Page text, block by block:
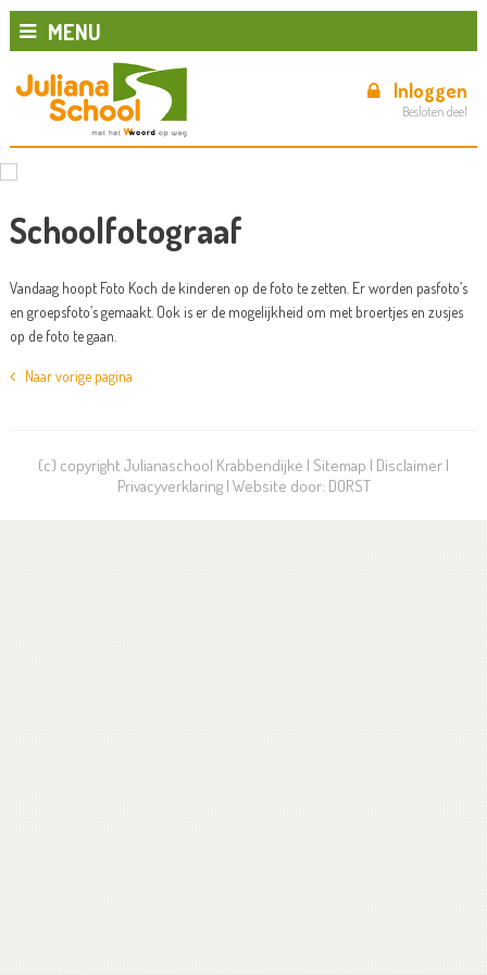
MENU
Inloggen
Besloten deel
Schoolfotograaf
Vandaag hoopt Foto Koch de kinderen op de foto te zetten. Er worden pasfoto’s
en groepsfoto’s gemaakt. Ook is er de mogelijkheid om met broertjes en zusjes
op de foto te gaan.
Naar vorige pagina
(c) copyright Julianaschool Krabbendijke | Sitemap | Disclaimer |
Privacyverklaring| Website door: DORST